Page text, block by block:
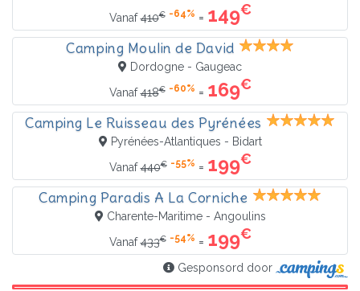
Vanaf410€ -64% = 149€
Camping Moulin de David
Dordogne - Gaugeac
Vanaf418€ -60% = 169€
Camping Le Ruisseau des Pyrénées
Pyrénées-Atlantiques - Bidart
Vanaf440€ -55% = 199€
Camping Paradis A La Corniche
Charente-Maritime - Angoulins
Vanaf433€ -54% = 199€
Gesponsord door